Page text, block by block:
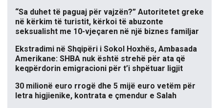
“Sa duhet të paguaj për vajzën?” Autoritetet greke
në kërkim të turistit, kërkoi të abuzonte
seksualisht me 10-vjeçaren në një biznes familjar
Ekstradimi në Shqipëri i Sokol Hoxhës, Ambasada
Amerikane: SHBA nuk është strehë për ata që
keqpërdorin emigracioni për t’i shpëtuar ligjit
30 milionë euro rrogë dhe 5 mijë euro vetëm për
letra higjienike, kontrata e çmendur e Salah